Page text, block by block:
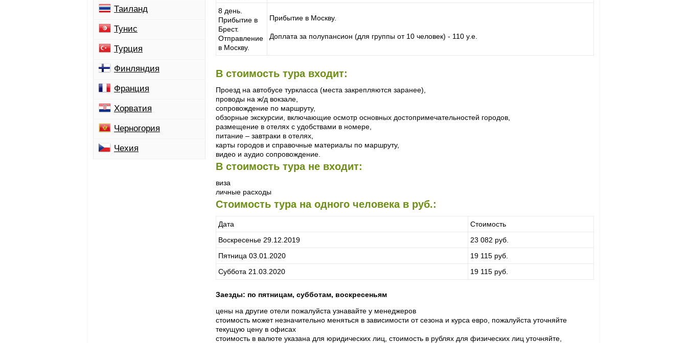
8 день.
Прибытие в
Брест.
Отправление
в Москву.
Прибытие в Москву.
Доплата за полупансион (для группы от 10 человек) - 110 у.е.
В стоимость тура входит:
Проезд на автобусе туркласса (места закрепляются заранее),
проводы на ж/д вокзале,
сопровождение по маршруту,
обзорные экскурсии, включающие осмотр основных достопримечательностей городов,
размещение в отелях с удобствами в номере,
питание – завтраки в отелях,
карты городов и справочные материалы по маршруту,
видео и аудио сопровождение.
В стоимость тура не входит:
виза
личные расходы
Стоимость тура на одного человека в руб.:
Дата
Стоимость
Воскресенье 29.12.2019
23 082 руб.
Пятница 03.01.2020
19 115 руб.
Суббота 21.03.2020
19 115 руб.
Заезды: по пятницам, субботам, воскресеньям
цены на другие отели пожалуйста узнавайте у менеджеров
стоимость может незначительно меняться в зависимости от сезона и курса евро, пожалуйста уточняйте
текущую цену в офисах
стоимость в валюте указана для юридических лиц, стоимость в рублях для физических лиц уточняйте,
Таиланд
Тунис
Турция
Финляндия
Франция
Хорватия
Черногория
Чехия